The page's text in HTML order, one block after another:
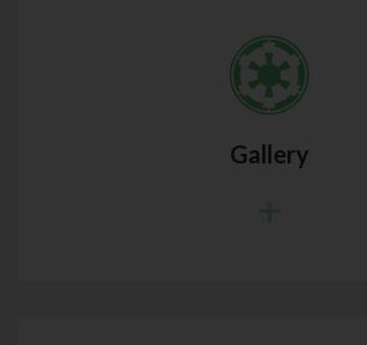
Gallery